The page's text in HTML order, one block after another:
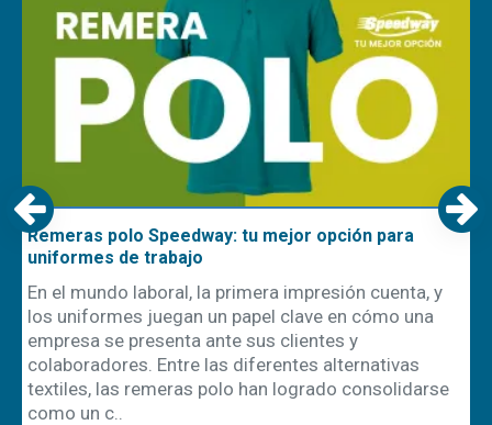
Remeras polo Speedway: tu mejor opción para
uniformes de trabajo
En el mundo laboral, la primera impresión cuenta, y
los uniformes juegan un papel clave en cómo una
empresa se presenta ante sus clientes y
colaboradores. Entre las diferentes alternativas
textiles, las remeras polo han logrado consolidarse
como un c..